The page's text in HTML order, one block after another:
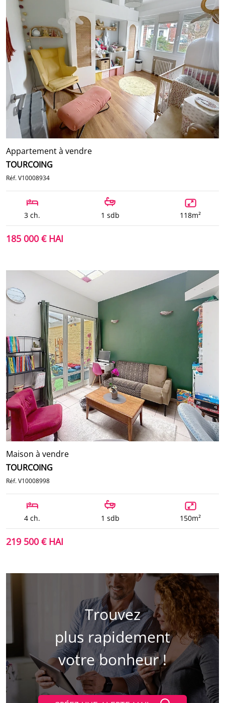
Appartement à vendre
TOURCOING
Réf. V10008934
3 ch. 1 sdb 118m²
185 000 € HAI
Maison à vendre
TOURCOING
Réf. V10008998
4 ch. 1 sdb 150m²
219 500 € HAI
Trouvez
plus rapidement
votre bonheur !